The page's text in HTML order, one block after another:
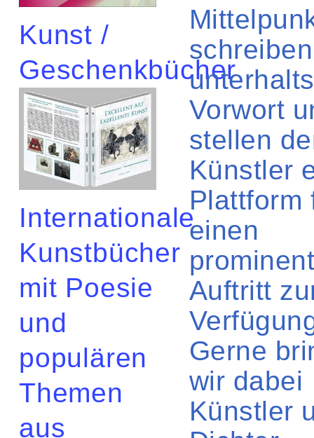
Kunst /
Geschenkbücher
Internationale
Kunstbücher
mit Poesie
und
populären
Themen
aus
Vorwort
stellen
Künstler
Plattform
einen
Auftritt
Gerne
wir dabei
Künstler